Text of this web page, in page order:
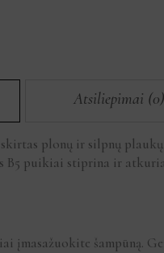
Atsiliepimai (0)
skirtas plonų ir silpnų
B5 puikiai stiprina ir
įmasažuokite šampūną.